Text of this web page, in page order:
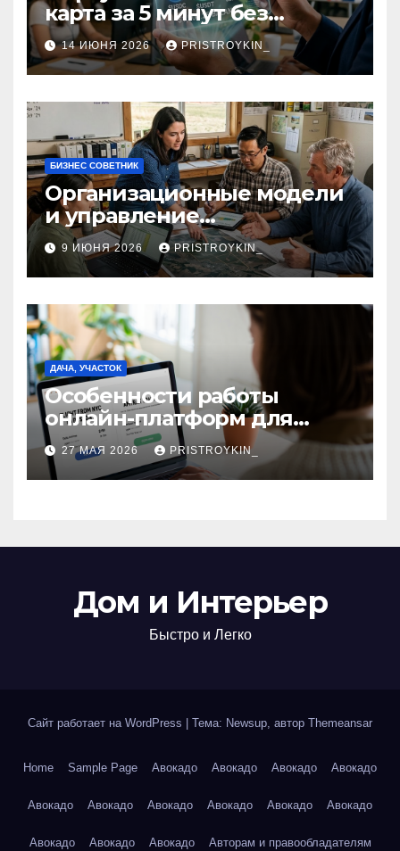
карта за 5 минут без
верификации и участия
банков с пополнением в
долларовом стейблкоине
14 ИЮНЯ 2026 PRISTROYKIN_
БИЗНЕС СОВЕТНИК
Организационные модели
и управление
сельскохозяйственными
компаниями и
предприятиями
9 ИЮНЯ 2026 PRISTROYKIN_
ДАЧА, УЧАСТОК
Особенности работы
онлайн-платформ для
поиска авиабилетов и
железнодорожных
билетов
27 МАЯ 2026 PRISTROYKIN_
Дом и Интерьер
Быстро и Легко
Сайт работает на WordPress Тема: Newsup, автор Themeansar
Home Sample Page Авокадо Авокадо Авокадо Авокадо
Авокадо Авокадо Авокадо Авокадо Авокадо Авокадо
Авокадо Авокадо Авокадо Авторам и правообладателям